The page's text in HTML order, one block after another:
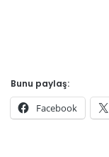
Bunu paylaş:
Facebook